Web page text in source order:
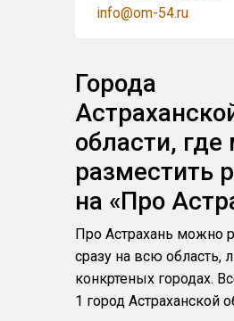
info@om-54.ru
Города
области,
разместить
на «Про
Про Астрахань можно
сразу на всю область,
конкртеных городах.
1 город Астраханской